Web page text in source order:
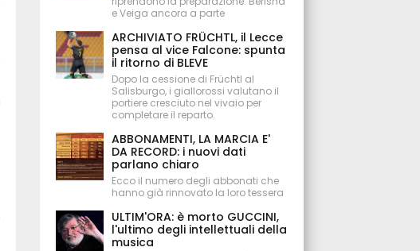
e Veiga ancora a parte
ARCHIVIATO FRÜCHTL, il Lecce
pensa al vice Falcone: spunta
il ritorno di BLEVE
Dopo la cessione di Früchtl al
Salisburgo, i giallorossi valutano il
portiere cresciuto nel vivaio per
completare il reparto.
ABBONAMENTI, LA MARCIA E'
DA RECORD: i nuovi dati
parlano chiaro
Ecco il numero degli abbonati che
hanno già rinnovato la loro tessera
ULTIM'ORA: è morto GUCCINI,
l'ultimo degli intellettuali della
musica